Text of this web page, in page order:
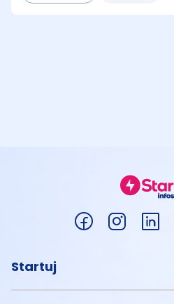
Startuj